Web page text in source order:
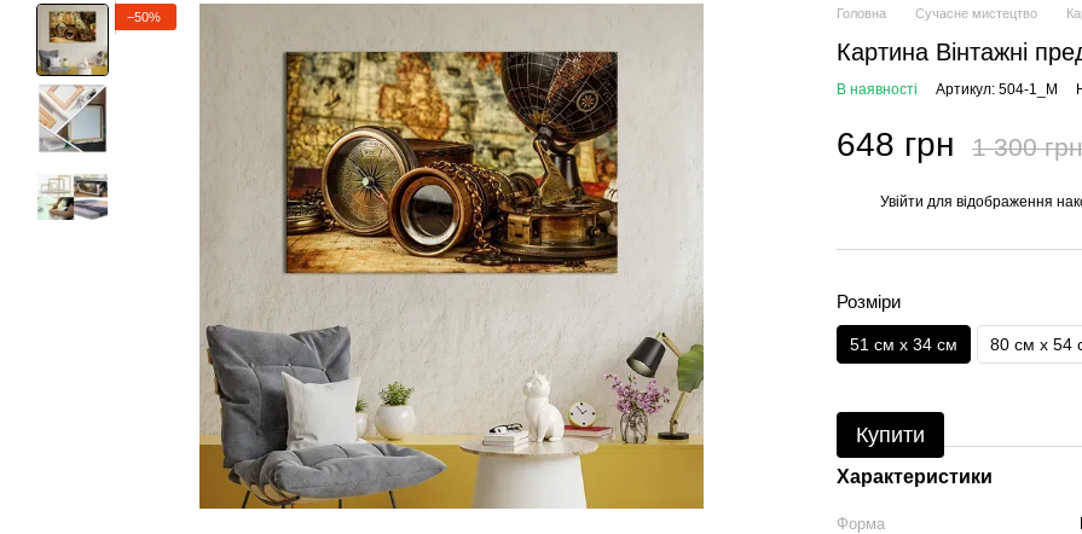
−50% Головна Сучасне мистецтво
Картина Вінтажні
В наявності Артикул: 504-1_M
648 грн 1 300 грн
Увійти для відображення
Розміри
51 см x 34 см 80 см x 54
Купити
Характеристики
Форма